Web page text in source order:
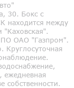
30. Бокс с
находится между
ОАО "Газпром".
Круглосуточная
ежедневная
собственности.